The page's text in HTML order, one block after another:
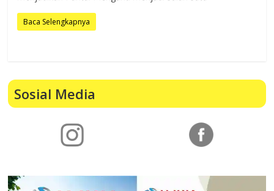
Baca Selengkapnya
Sosial Media